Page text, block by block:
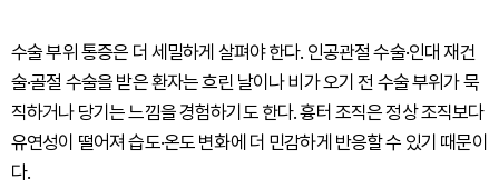
수술 부위 통증은 더 세밀하게 살펴야 한다. 인공관절 수술·인대 재건
술·골절 수술을 받은 환자는 흐린 날이나 비가 오기 전 수술 부위가 묵
직하거나 당기는 느낌을 경험하기도 한다. 흉터 조직은 정상 조직보다
유연성이 떨어져 습도·온도 변화에 더 민감하게 반응할 수 있기 때문이
다.